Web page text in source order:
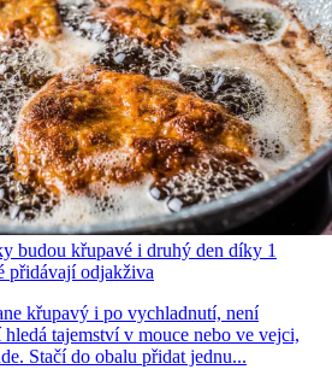
budou křupavé i druhý den díky 1
přidávají odjakživa
křupavý i po vychladnutí, není
tajemství v mouce nebo ve vejci,
Stačí do obalu přidat jednu...